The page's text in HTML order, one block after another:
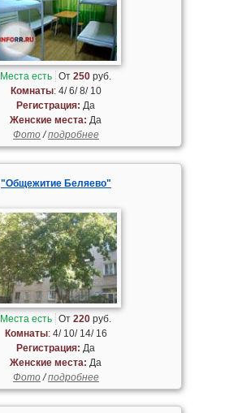
Места есть От250 руб.
Комнаты: 4/ 6/ 8/ 10
Регистрация: Да
Женские места: Да
Фото/подробнее
"Общежитие Беляево"
Места есть От220 руб.
Комнаты: 4/ 10/ 14/ 16
Регистрация: Да
Женские места: Да
Фото/подробнее